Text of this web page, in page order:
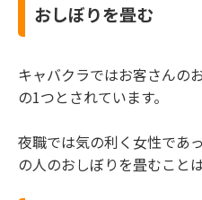
おしぼりを畳む
キャバクラではお客さんの
の1つとされています。
夜職では気の利く女性であ
の人のおしぼりを畳むこと